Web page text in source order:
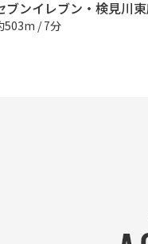
ブンイレブン・検見川
503m / 7分